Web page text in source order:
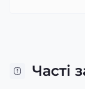
Часті